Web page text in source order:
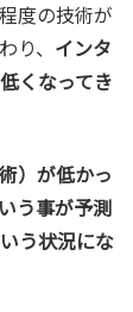
度の技術が
り、 インタ
くなってき
）が低かっ
う事が予測
う状況にな